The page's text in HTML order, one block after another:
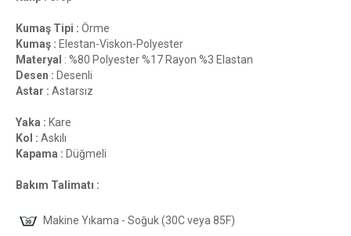
Kumaş Tipi : Örme
Kumaş : Elestan-Viskon-Polyester
Materyal : %80 Polyester %17 Rayon %3 Elastan
Desen : Desenli
Astar : Astarsız
Yaka : Kare
Kol : Askılı
Kapama : Düğmeli
Bakım Talimatı :
Makine Yıkama - Soğuk (30C veya 85F)